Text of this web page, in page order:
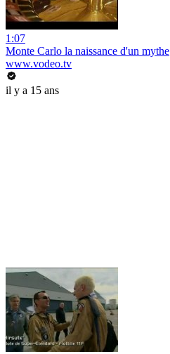
1:07
Monte Carlo la naissance d'un mythe
www.vodeo.tv
il y a 15 ans